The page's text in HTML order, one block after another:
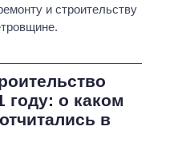
и строительству
году: о каком
в